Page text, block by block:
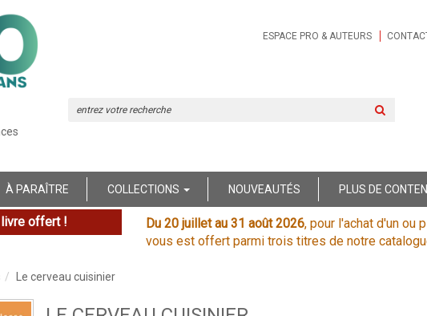
ESPACE PRO & AUTEURS
À PARAÎTRE COLLECTIONS NOUVEAUTÉS PLUS DE
livre offert ! Du 20 juillet au 31 août 2026, pour l'achat d'un ou
vous est offert parmi trois titres de notre
Le cerveau cuisinier